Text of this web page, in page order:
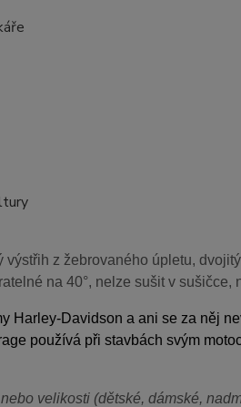
výstřih z žebrovaného úpletu,
na 40°, nelze sušit v sušičce,
Harley-Davidson a ani se za něj
používá při stavbách svým
velikosti (dětské, dámské,